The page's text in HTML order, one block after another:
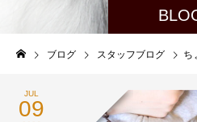
ブログ スタッフブログ ち
JUL
09